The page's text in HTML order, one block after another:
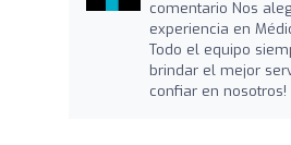
comentario Nos
experiencia en
Todo el equipo
brindar el mejor
confiar en nosotros!